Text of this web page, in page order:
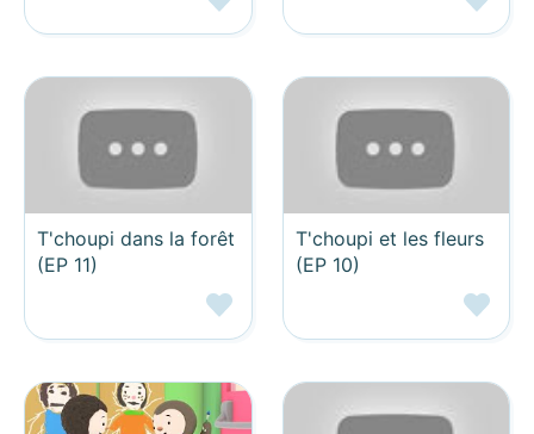
T'choupi dans la forêt
(EP 11)
T'choupi et les fleurs
(EP 10)